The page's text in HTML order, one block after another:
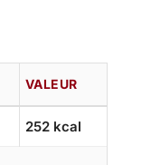
VALEUR
252 kcal